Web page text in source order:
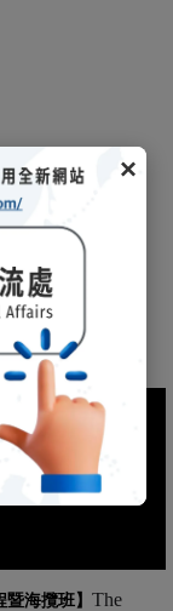
×
暨海攬班 】
briefing.
暨海攬班】 The